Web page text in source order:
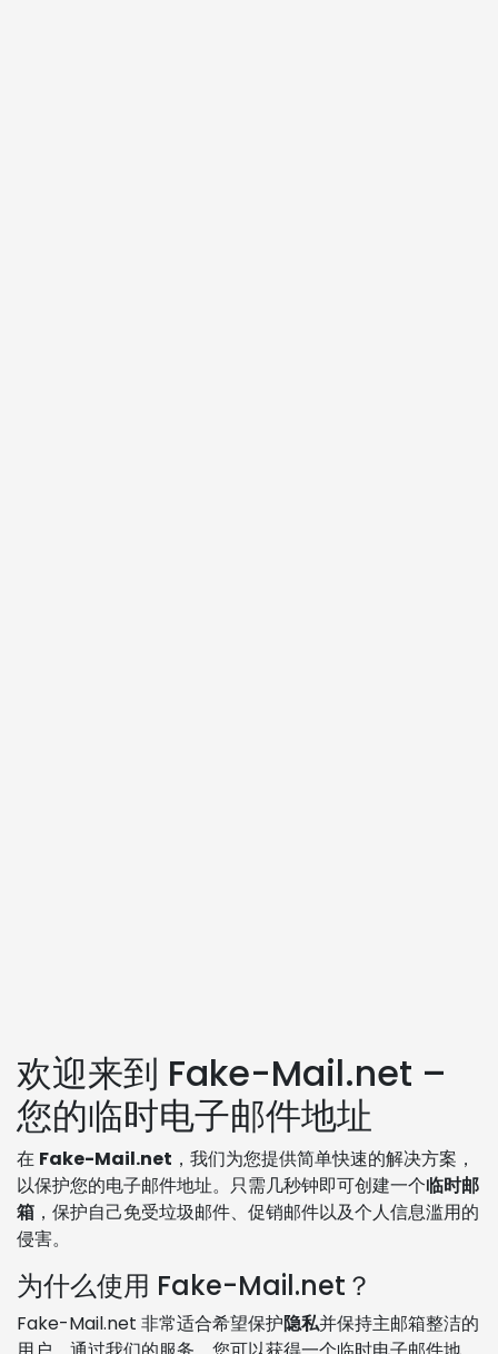
欢迎来到 Fake-Mail.net –
您的临时电子邮件地址
在 Fake-Mail.net ，我们为您提供简单快速的解决方案，
以保护您的电子邮件地址。只需几秒钟即可创建一个临时邮
箱 ，保护自己免受垃圾邮件、促销邮件以及个人信息滥用的
侵害。
为什么使用 Fake-Mail.net？
Fake-Mail.net 非常适合希望保护隐私并保持主邮箱整洁的